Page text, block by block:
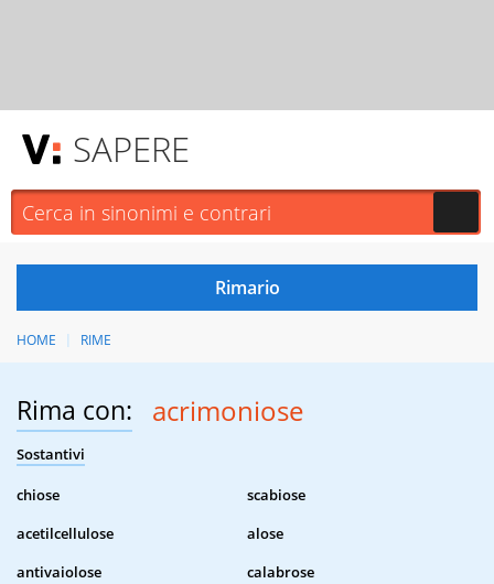
SAPERE
HOME RIME
Rima con: acrimoniose
Sostantivi
chiose
scabiose
acetilcellulose
alose
antivaiolose
calabrose